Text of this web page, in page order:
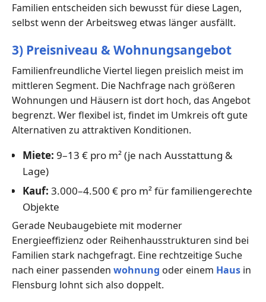
Familien entscheiden sich bewusst für diese Lagen,
selbst wenn der Arbeitsweg etwas länger ausfällt.
3) Preisniveau & Wohnungsangebot
Familienfreundliche Viertel liegen preislich meist im
mittleren Segment. Die Nachfrage nach größeren
Wohnungen und Häusern ist dort hoch, das Angebot
begrenzt. Wer flexibel ist, findet im Umkreis oft gute
Alternativen zu attraktiven Konditionen.
Miete: 9–13 € pro m² (je nach Ausstattung &
Lage)
Kauf: 3.000–4.500 € pro m² für familiengerechte
Objekte
Gerade Neubaugebiete mit moderner
Energieeffizienz oder Reihenhausstrukturen sind bei
Familien stark nachgefragt. Eine rechtzeitige Suche
nach einer passenden wohnung oder einem Haus in
Flensburg lohnt sich also doppelt.